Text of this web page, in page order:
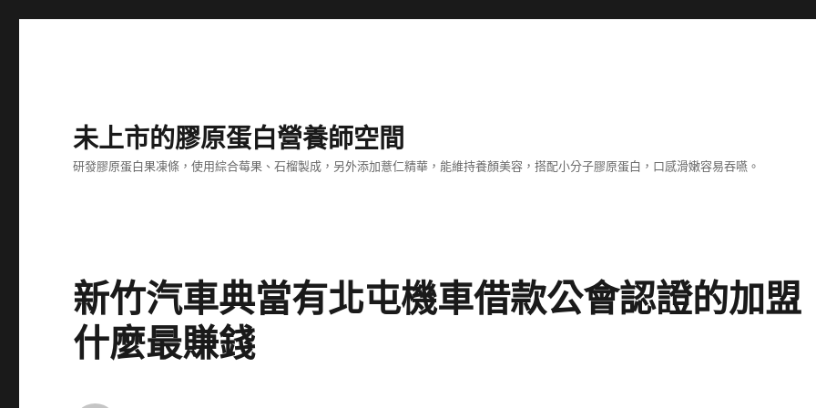
未上市的膠原蛋白營養師空間
研發膠原蛋白果凍條，使用綜合莓果、石榴製成，另外添加薏仁精華，能維持養顏美容，搭配小分子膠原蛋白，口感滑嫩容易吞嚥。
新竹汽車典當有北屯機車借款公會認證的加盟
什麼最賺錢